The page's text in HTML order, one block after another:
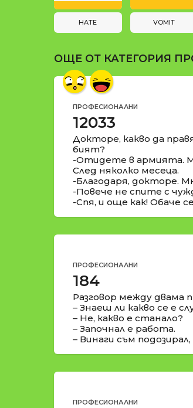
t
i
n
HATE VOMIT
ОЩЕ ОТ КАТЕГОРИЯ
ПРОФЕСИОНАЛНИ
12033
Докторе, какво да
бият?
-Отидете в армията.
След няколко месеца.
-Благодаря, докторе.
-Повече не спите с
-Спя, и още как! Обаче
ПРОФЕСИОНАЛНИ
184
Разговор между двама
– Знаеш ли какво се е
– Не, какво е станало?
– Започнал е работа.
– Винаги съм
ПРОФЕСИОНАЛНИ